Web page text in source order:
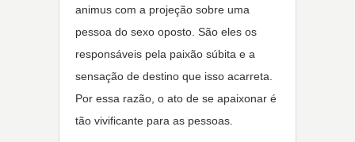
animus com a projeção sobre uma
pessoa do sexo oposto. São eles os
responsáveis pela paixão súbita e a
sensação de destino que isso acarreta.
Por essa razão, o ato de se apaixonar é
tão vivificante para as pessoas.